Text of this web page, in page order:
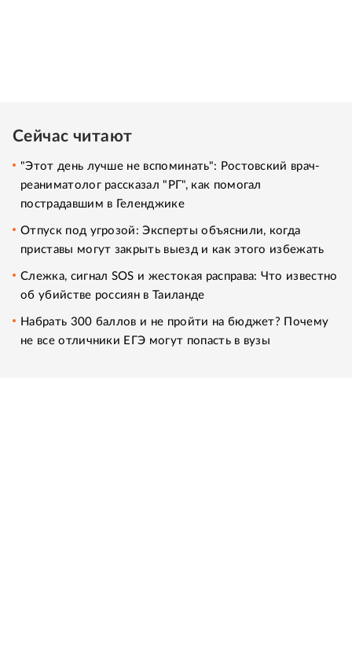
Сейчас читают
"Этот день лучше не вспоминать": Ростовский врач-
реаниматолог рассказал "РГ", как помогал
пострадавшим в Геленджике
Отпуск под угрозой: Эксперты объяснили, когда
приставы могут закрыть выезд и как этого избежать
Слежка, сигнал SOS и жестокая расправа: Что известно
об убийстве россиян в Таиланде
Набрать 300 баллов и не пройти на бюджет? Почему
не все отличники ЕГЭ могут попасть в вузы